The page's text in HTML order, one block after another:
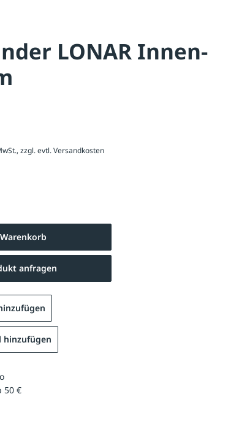
LONAR Innen-
zzgl. evtl.Versandkosten
Gib den gewünschten Wert ein oder
anfragen
hinzufügen
50 €
Baumständer LONAR zum Einbetonieren